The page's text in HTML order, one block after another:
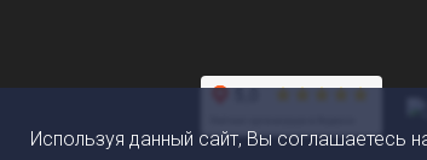
Используя данный сайт, Вы соглашаетесь